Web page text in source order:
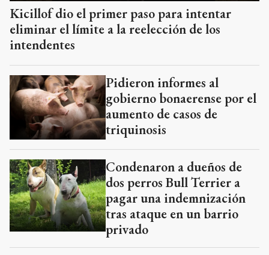
Kicillof dio el primer paso para intentar
eliminar el límite a la reelección de los
intendentes
Pidieron informes al
gobierno bonaerense por el
aumento de casos de
triquinosis
Condenaron a dueños de
dos perros Bull Terrier a
pagar una indemnización
tras ataque en un barrio
privado